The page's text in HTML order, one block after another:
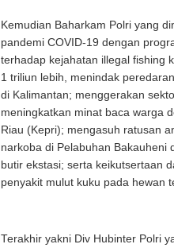
Kemudian Baharkam Polri yang
pandemi COVID-19 dengan
terhadap kejahatan illegal fishing
1 triliun lebih, menindak
di Kalimantan; menggerakan
meningkatkan minat baca warga
Riau (Kepri); mengasuh ratusan
narkoba di Pelabuhan Bakauheni
butir ekstasi; serta keikutsertaan
penyakit mulut kuku pada hewan
Terakhir yakni Div Hubinter Polri